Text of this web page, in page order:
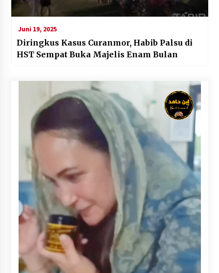
Juni 19, 2025
Diringkus Kasus Curanmor, Habib Palsu di
HST Sempat Buka Majelis Enam Bulan